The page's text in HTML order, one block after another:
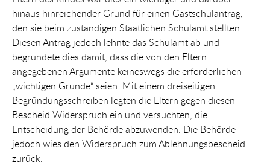
hinaus hinreichender Grund für einen Gastschulantrag,
den sie beim zuständigen Staatlichen Schulamt stellten.
Diesen Antrag jedoch lehnte das Schulamt ab und
begründete dies damit, dass die von den Eltern
angegebenen Argumente keineswegs die erforderlichen
„wichtigen Gründe“ seien. Mit einem dreiseitigen
Begründungsschreiben legten die Eltern gegen diesen
Bescheid Widerspruch ein und versuchten, die
Entscheidung der Behörde abzuwenden. Die Behörde
jedoch wies den Widerspruch zum Ablehnungsbescheid
zurück.